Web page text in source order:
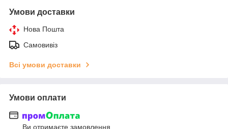
Умови доставки
Нова Пошта
Самовивіз
Всі умови доставки
Умови оплати
Ви отримаєте замовлення